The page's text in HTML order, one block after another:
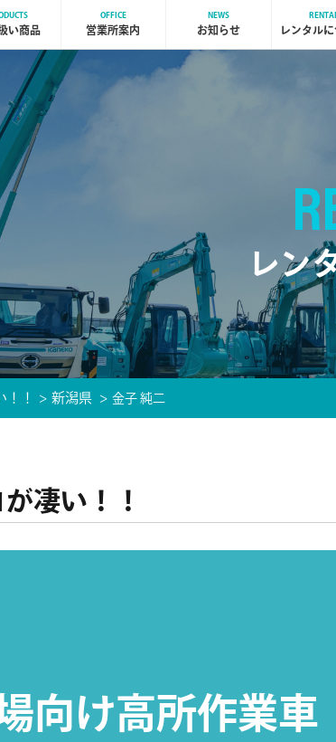
い商品
OFFICE
営業所案内
NEWS
お知らせ レンタル
レン
！！ 新潟県 金子 純二
凄い！！
向け高所作業車